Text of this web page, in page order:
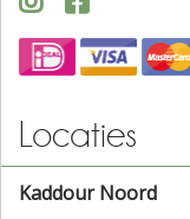
Locaties
Kaddour Noord